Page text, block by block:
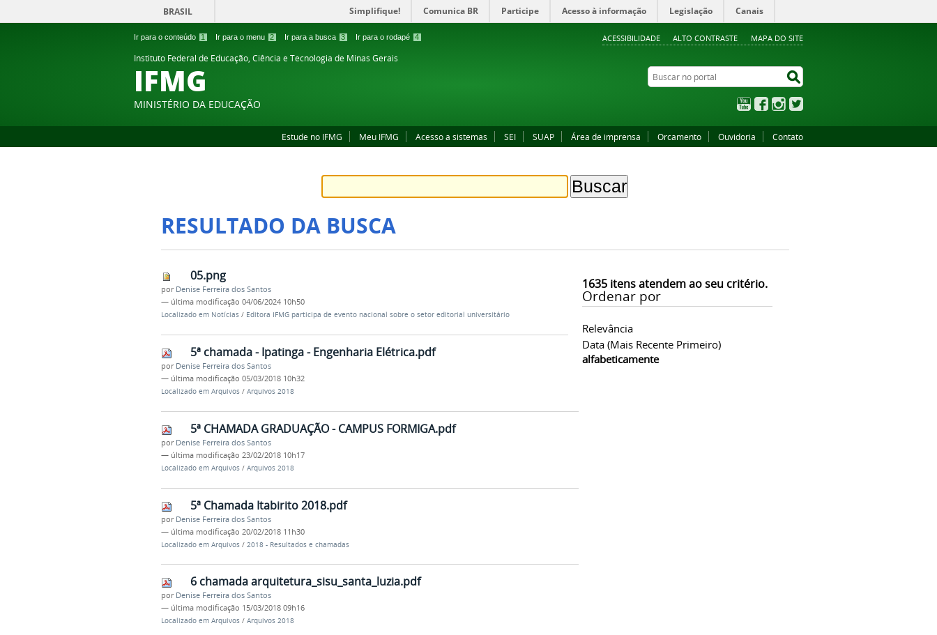
Ir para o conteúdo 1 Ir para o menu 2 Ir para a busca 3 Ir para o rodapé 4 ACESSIBILIDADE ALTO CONTRASTE MAPA DO SITE
BRASIL Simplifique! Comunica BR Participe Acesso à informação Legislação Canais
Instituto Federal de Educação, Ciência e Tecnologia de Minas Gerais
IFMG
MINISTÉRIO DA EDUCAÇÃO
Buscar no portal
YouTubeFacebookInstagram
Estude no IFMG Meu IFMG Acesso a sistemas SEI SUAP Área de imprensa Orcamento Ouvidoria Contato
RESULTADO DA BUSCA
1635itens atendem ao seu critério.
Ordenar por
Relevância
Data (mais Recente Primeiro)
alfabeticamente
05.png
por Denise Ferreira dos Santos
— última modificação 04/06/2024 10h50
Localizado em Notícias / Editora IFMG participa de evento nacional sobre o setor editorial universitário
5ª chamada - Ipatinga - Engenharia Elétrica.pdf
por Denise Ferreira dos Santos
— última modificação 05/03/2018 10h32
Localizado em Arquivos / Arquivos 2018
5ª CHAMADA GRADUAÇÃO - CAMPUS FORMIGA.pdf
por Denise Ferreira dos Santos
— última modificação 23/02/2018 10h17
Localizado em Arquivos / Arquivos 2018
5ª Chamada Itabirito 2018.pdf
por Denise Ferreira dos Santos
— última modificação 20/02/2018 11h30
Localizado em Arquivos / 2018 - Resultados e chamadas
6 chamada arquitetura_sisu_santa_luzia.pdf
por Denise Ferreira dos Santos
— última modificação 15/03/2018 09h16
Localizado em Arquivos / Arquivos 2018